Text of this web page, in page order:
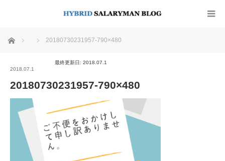
ホーム 20180730231957-790×480
2018.07.1
最終更新日: 2018.07.1
20180730231957-790×480